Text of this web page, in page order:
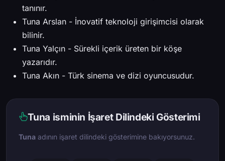
tanınır.
Tuna Arslan - İnovatif teknoloji girişimcisi olarak
bilinir.
Tuna Yalçın - Sürekli içerik üreten bir köşe
yazarıdır.
Tuna Akın - Türk sinema ve dizi oyuncusudur.
Tuna isminin İşaret Dilindeki Gösterimi
Tuna adının işaret dilindeki gösterimine bakıyorsunuz.